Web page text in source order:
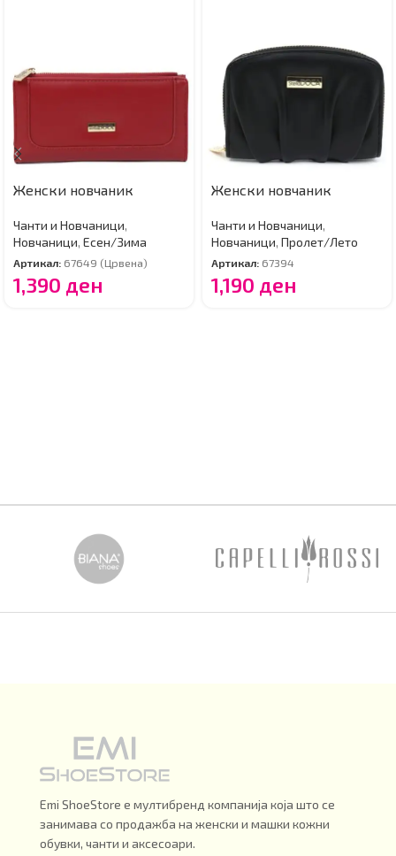
Женски новчаник
Чанти и Новчаници,
Новчаници, Есен/Зима
Артикал: 67649 (Црвена)
1,390 ден
Женски новчаник
Чанти и Новчаници,
Новчаници, Пролет/Лето
Артикал: 67394
1,190 ден
Emi ShoeStore е мултибренд компанија која што се
занимава со продажба на женски и машки кожни
обувки, чанти и аксесоари.